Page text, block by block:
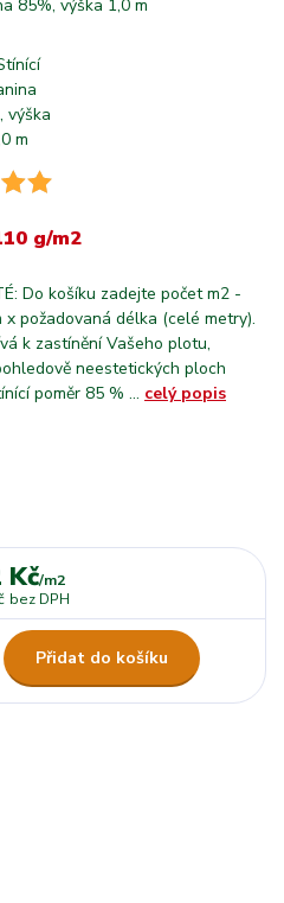
g/m2
Do košíku zadejte počet m2 -
požadovaná délka (celé metry).
k zastínění Vašeho plotu,
neestetických ploch
poměr 85 % ... celý popis
Kč/m2
bez DPH
Přidat do košíku